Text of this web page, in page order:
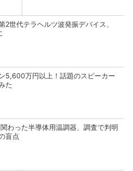
2世代テラヘルツ波発振デバイス、
5,600万円以上！話題のスピーカー
た
わった半導体用温調器、調査で判明
盲点